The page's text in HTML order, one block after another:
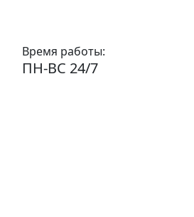
Время работы:
ПН-ВС 24/7